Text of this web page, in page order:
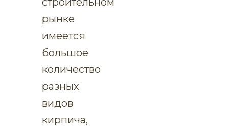
рынке
имеется
большое
количество
разных
видов
кирпича,